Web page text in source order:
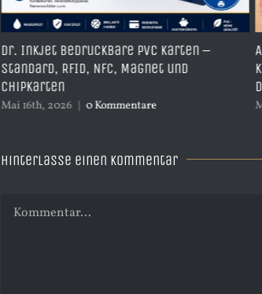
A3 Sublimations Starterpaket –
Komplettset für große Drucke inkl.
Drucker, Tinte & Zubehör | Start014
Mai 16th, 2026 | 0 Kommentare
Hinterlasse einen Kommentar
Kommentar